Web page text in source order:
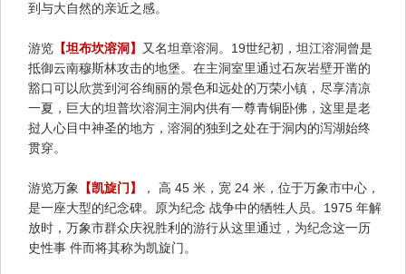
到与大自然的亲近之感。
游览 【坦布坎溶洞】
又名坦章溶洞。19世纪初，坦江溶洞曾是
抵御云南穆斯林攻击的地堡。在主洞室里通过石灰岩壁开凿的
豁口可以欣赏到河谷绚丽的景色和远处的万荣小镇，尽享清凉
一夏，巨大的坦普坎溶洞主洞内供有一尊青铜卧佛，这里是老
挝人心目中神圣的地方，溶洞的独到之处在于洞内的泻湖始终
贯穿。
游览万象 【凯旋门】
， 高 45 米，宽 24 米，位于万象市中心，
是一座大型的纪念碑。原为纪念 战争中的牺牲人员。1975 年解
放时，万象市群众庆祝胜利的游行从这里通过，为纪念这一历
史性事 件而将其称为凯旋门。